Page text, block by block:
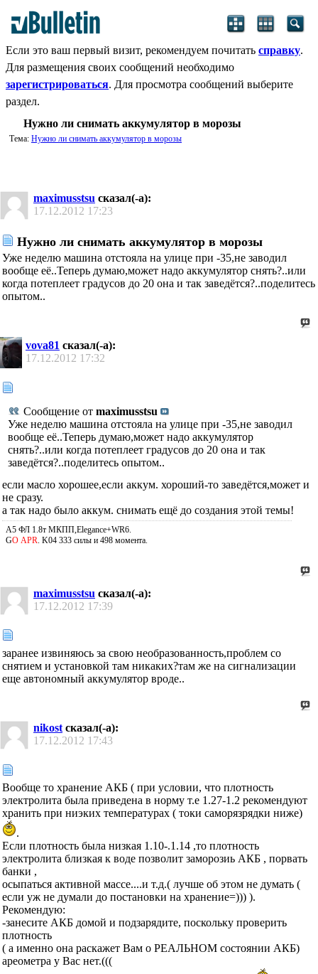
Если это ваш первый визит, рекомендуем почитать справку.
Для размещения своих сообщений необходимо
зарегистрироваться. Для просмотра сообщений выберите
раздел.
Нужно ли снимать аккумулятор в морозы
Тема: Нужно ли снимать аккумулятор в морозы
maximusstsu сказал(-а):
17.12.2012 17:23
Нужно ли снимать аккумулятор в морозы
Уже неделю машина отстояла на улице при -35,не заводил
вообще её..Теперь думаю,может надо аккумулятор снять?..или
когда потеплеет градусов до 20 она и так заведётся?..поделитесь
опытом..
vova81 сказал(-а):
17.12.2012 17:32
Сообщение от maximusstsu
Уже неделю машина отстояла на улице при -35,не заводил
вообще её..Теперь думаю,может надо аккумулятор
снять?..или когда потеплеет градусов до 20 она и так
заведётся?..поделитесь опытом..
если масло хорошее,если аккум. хороший-то заведётся,может и
не сразу.
а так надо было аккум. снимать ещё до создания этой темы!
A5 ФЛ 1.8т МКПП,Elegance+WR6.
GО APR . K04 333 силы и 498 момента.
maximusstsu сказал(-а):
17.12.2012 17:39
заранее извиняюсь за свою необразованность,проблем со
снятием и установкой там никаких?там же на сигнализации
еще автономный аккумулятор вроде..
nikost сказал(-а):
17.12.2012 17:43
Вообще то хранение АКБ ( при условии, что плотность
электролита была приведена в норму т.е 1.27-1.2 рекомендуют
хранить при ниэких температурах ( токи саморязрядки ниже)
.
Если плотность была низкая 1.10-.1.14 ,то плотность
электролита близкая к воде позволит заморозиь АКБ , порвать
банки ,
осыпаться активной массе....и т.д.( лучше об этом не думать (
если уж не думали до постановки на хранение=))) ).
Рекомендую:
-занесите АКБ домой и подзарядите, поскольку проверить
плотность
( а именно она раскажет Вам о РЕАЛЬНОМ состоянии АКБ)
ареометра у Вас нет.(((